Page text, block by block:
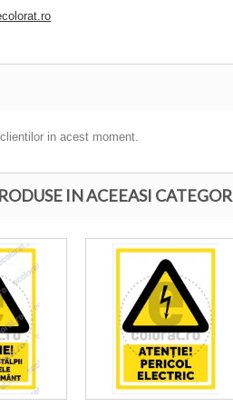
in acest moment.
IN ACEEASI